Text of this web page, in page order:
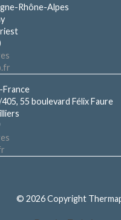
Rhône-Alpes
France
55 boulevard Félix Faure
© 2026 Copyright